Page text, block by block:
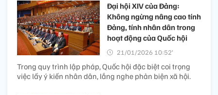
Đại hội XIV của Đảng:
Không ngừng nâng cao tính
Đảng, tính nhân dân trong
hoạt động của Quốc hội
21/01/2026 10:52’
Trong quy trình lập pháp, Quốc hội đặc biệt coi trọng
việc lấy ý kiến nhân dân, lắng nghe phản biện xã hội.